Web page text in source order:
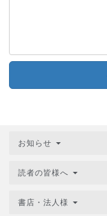
お知らせ
読者の皆様へ
書店・法人様